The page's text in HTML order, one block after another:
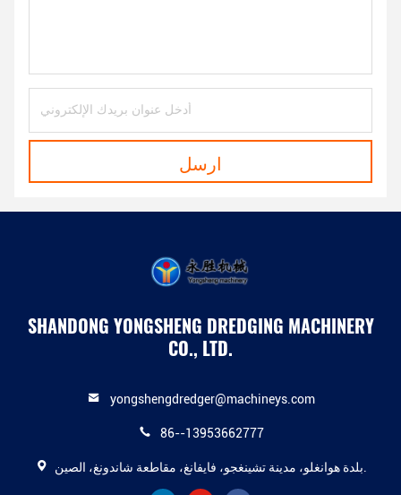
ارسل
SHANDONG YONGSHENG DREDGING MACHINERY
CO., LTD.
yongshengdredger@machineys.com
86--13953662777
بلدة هوانغلو، مدينة تشينغجو، فايفانغ، مقاطعة شاندونغ، الصين.